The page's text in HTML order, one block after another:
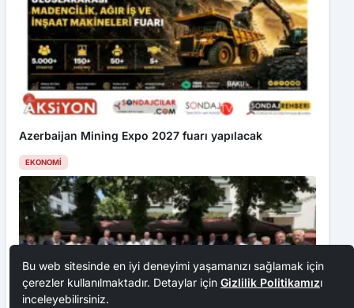
Azerbaijan Mining Expo 2027 fuarı yapılacak
EKONOMI
Bu web sitesinde en iyi deneyimi yaşamanızı sağlamak için
çerezler kullanılmaktadır. Detaylar için Gizlilik Politikamızı
inceleyebilirsiniz.